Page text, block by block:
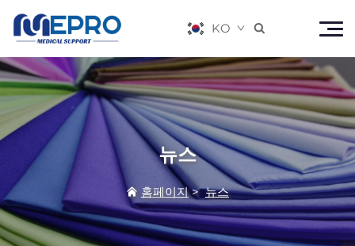
KO 
뉴스
홈페이지>뉴스